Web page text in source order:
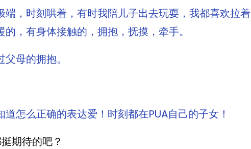
，时刻哄着，有时我陪儿子出去玩耍，我都喜欢拉着
，有身体接触的，拥抱，抚摸，牵手。
母的拥抱。
怎么正确的表达爱！时刻都在PUA自己的子女！
期待的吧？